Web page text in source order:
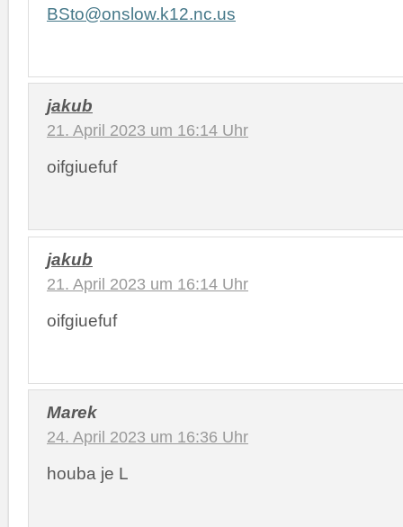
BSto@onslow.k12.nc.us
jakub
21. April 2023 um 16:14 Uhr
oifgiuefuf
jakub
21. April 2023 um 16:14 Uhr
oifgiuefuf
Marek
24. April 2023 um 16:36 Uhr
houba je L